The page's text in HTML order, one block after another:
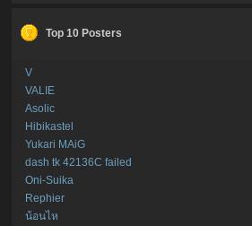
Top 10 Posters
V
VALIE
Asolic
Hibikastel
Yukari MAiG
dash tk 42136C failed
Oni-Suika
Rephier
น้อนไห